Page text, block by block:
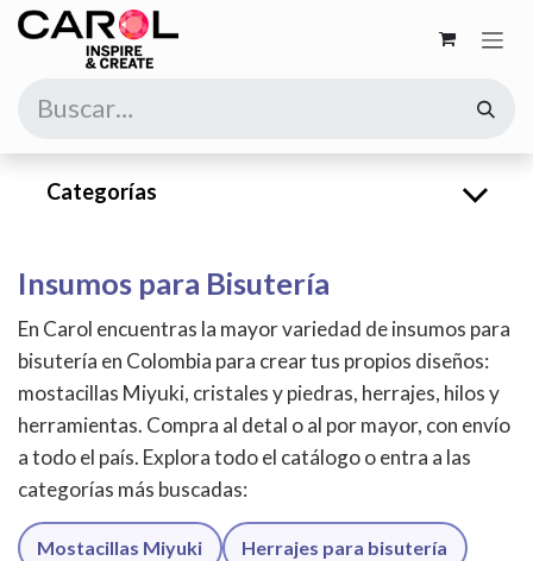
Ir al contenido
Categorías
Insumos para Bisutería
En Carol encuentras la mayor variedad de insumos para
bisutería en Colombia para crear tus propios diseños:
mostacillas Miyuki, cristales y piedras, herrajes, hilos y
herramientas. Compra al detal o al por mayor, con envío
a todo el país. Explora todo el catálogo o entra a las
categorías más buscadas:
Mostacillas Miyuki Herrajes para bisutería